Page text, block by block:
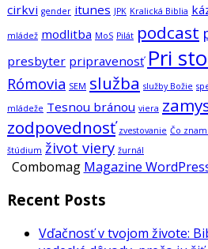
cirkvi gender itunes JPK Kralická Biblia
mládež modlitba MoS Pilát podcast
presbyter pripravenosť Pri
Rómovia SEM služba služby Božie
mládeže Tesnou bránou viera
zodpovednosť zvestovanie Čo
štúdium život viery žurnál
Combomag Magazine
Recent Posts
Vďačnosť v tvojom živote: